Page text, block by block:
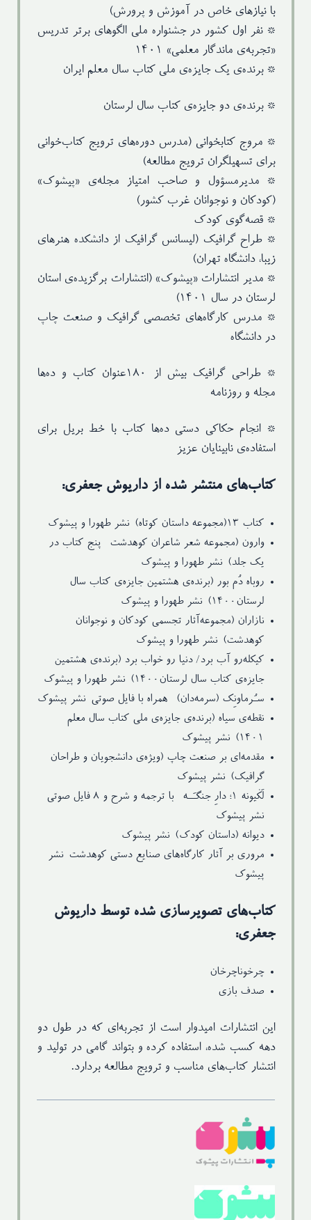
با نیاز‌های خاص‌ در آموزش و پرورش)
* نفر اول کشور در جشنواره ملی الگوهای برتر تدریس
«تجربه‌‌ی ماندگار معلمی» ۱۴۰۱
* برنده‌ی یک جایزه‌ی ملی کتاب سال معلم ایران
* برنده‌ی دو جایزه‌ی کتاب سال لرستان
* مروج کتابخوانی (مدرس دوره‌های ترویج کتاب‌خوانی
برای تسهیلگران ترویج مطالعه)
* مدیرمسؤول و صاحب امتیاز مجله‌ی «پیشوک»
(کودکان و نوجوانان غرب کشور)
* قصه‌گوی کودک
* طراح گرافیک (ليسانس گرافيك از دانشكده هنرهاي
زيبا، دانشگاه تهران)
* مدیر انتشارات «پیشوک» (انتشارات برگزیده‌ی استان
لرستان در سال ۱۴۰۱)
* مدرس کارگاه‌های تخصصی گرافیک و صنعت چاپ
در دانشگاه‌
* طراحی گرافیک بیش از ۱۸۰عنوان کتاب و ده‌ها
مجله و روزنامه
* انجام حکاکی دستی ده‌ها کتاب‌ با خط بریل برای
استفاده‌ی نابینایان عزیز
کتاب‌های منتشر شده از داریوش جعفری:
کتاب ۱۳(مجموعه داستان کوتاه)-نشر طهورا و پیشوک
وارون (مجموعه شعر شاعران کوهدشت- پنج کتاب در
یک جلد)-نشر طهورا و پیشوک
روباه دُم بور (برنده‌ی هشتمین جایزه‌ی کتاب سال
لرستان۱۴۰۰)-نشر طهورا و پیشوک
نازاران (مجموعه‌آثار تجسمی کودکان و نوجوانان
کوهدشت)-نشر طهورا و پیشوک
کیکله‌رو آب برد/ دنیا رو خواب برد (برنده‌ی هشتمین
جایزه‌ی کتاب سال لرستان۱۴۰۰)-نشر طهورا و پیشوک
سـُرماونِک (سرمه‌دان)- همراه با فایل صوتی-نشر پیشوک
نقطه‌ی سیاه (برنده‌ی جایزه‌ی ملی ‌کتاب سال معلم
۱۴۰۱)-نشر پیشوک
مقدمه‌ای بر صنعت چاپ (ویژه‌ی دانشجویان و طراحان
گرافیک)-نشر پیشوک
لَکْیونَه ۱؛ دارِ جنگـَـه- با ترجمه و شرح و ۸ فایل صوتی-
نشر پیشوک
دیوانه (داستان کودک)-نشر پیشوک
مروری بر آثار کارگاه‌های صنایع دستی کوهدشت-نشر
پیشوک
کتاب‌های تصویرسازی شده توسط داریوش
جعفری:
چرخوناچرخان
صدف بازی
این انتشارات امیدوار است از تجربه‌ای که در طول دو
دهه کسب شده، استفاده کرده و بتواند گامی در تولید و
انتشار کتاب‌های مناسب و ترویج مطالعه بردارد.